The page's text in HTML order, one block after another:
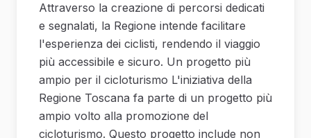
Attraverso la creazione di percorsi dedicati
e segnalati, la Regione intende facilitare
l'esperienza dei ciclisti, rendendo il viaggio
più accessibile e sicuro. Un progetto più
ampio per il cicloturismo L'iniziativa della
Regione Toscana fa parte di un progetto più
ampio volto alla promozione del
cicloturismo. Questo progetto include non